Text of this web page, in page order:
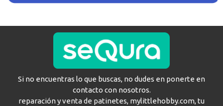
Si no encuentras lo que buscas, no dudes en ponerte en
contacto con nosotros.
reparación y venta de patinetes, mylittlehobby.com, tu